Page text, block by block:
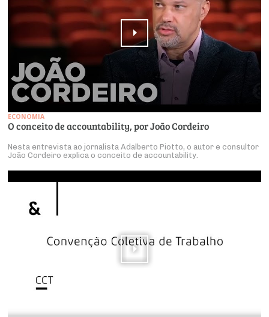
ECONOMIA
O conceito de accountability, por João Cordeiro
Nesta entrevista ao jornalista Adalberto Piotto, o autor e consultor
João Cordeiro explica o conceito de accountability.